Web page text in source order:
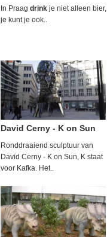
In Praag drink je niet alleen bier,
je kunt je ook..
David Cerny - K on Sun
Ronddraaiend sculptuur van
David Cerny - K on Sun, K staat
voor Kafka. Het..